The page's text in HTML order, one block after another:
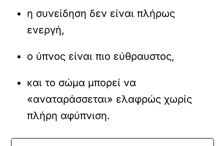
η συνείδηση δεν είναι πλήρως
ενεργή,
ο ύπνος είναι πιο εύθραυστος,
και το σώμα μπορεί να
«αναταράσσεται» ελαφρώς χωρίς
πλήρη αφύπνιση.